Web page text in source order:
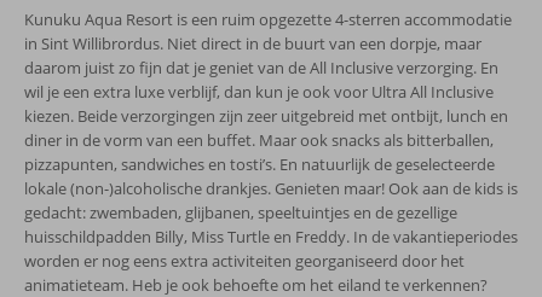
Kunuku Aqua Resort is een ruim opgezette 4-sterren accommodatie
in Sint Willibrordus. Niet direct in de buurt van een dorpje, maar
daarom juist zo fijn dat je geniet van de All Inclusive verzorging. En
wil je een extra luxe verblijf, dan kun je ook voor Ultra All Inclusive
kiezen. Beide verzorgingen zijn zeer uitgebreid met ontbijt, lunch en
diner in de vorm van een buffet. Maar ook snacks als bitterballen,
pizzapunten, sandwiches en tosti’s. En natuurlijk de geselecteerde
lokale (non-)alcoholische drankjes. Genieten maar! Ook aan de kids is
gedacht: zwembaden, glijbanen, speeltuintjes en de gezellige
huisschildpadden Billy, Miss Turtle en Freddy. In de vakantieperiodes
worden er nog eens extra activiteiten georganiseerd door het
animatieteam. Heb je ook behoefte om het eiland te verkennen?